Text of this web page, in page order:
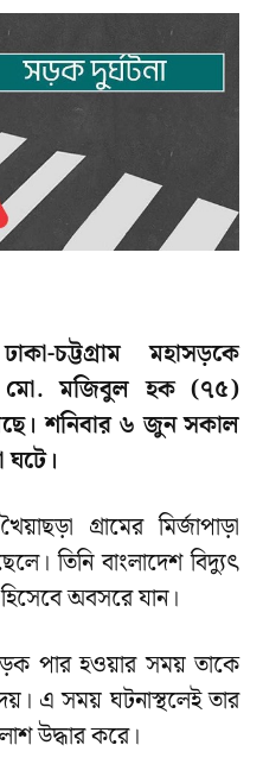
চট্টগ্রাম মহাসড়কে
মো. মজিবুল হক (৭৫)
শনিবার ৬ জুন সকাল
ঘটে।
গ্রামের মির্জাপাড়া
তিনি বাংলাদেশ বিদ্যুৎ
অবসরে যান।
পার হওয়ার সময় তাকে
এ সময় ঘটনাস্থলেই তার
উদ্ধার করে।